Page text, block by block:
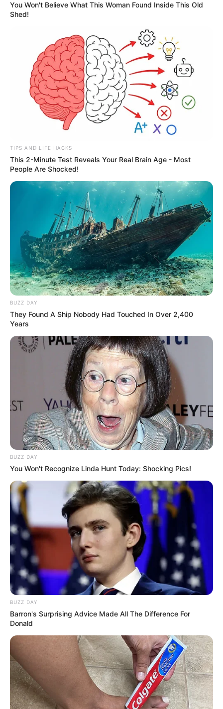
You Won't Believe What This Woman Found Inside This Old
Shed!
TIPS AND LIFE HACKS
This 2-Minute Test Reveals Your Real Brain Age - Most
People Are Shocked!
BUZZ DAY
They Found A Ship Nobody Had Touched In Over 2,400
Years
BUZZ DAY
You Won't Recognize Linda Hunt Today: Shocking Pics!
BUZZ DAY
Barron's Surprising Advice Made All The Difference For
Donald